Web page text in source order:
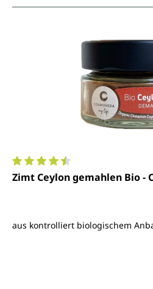
Durchschnittliche Bewertung
Zimt Ceylon gemahlen Bio -
aus kontrolliert biologischem